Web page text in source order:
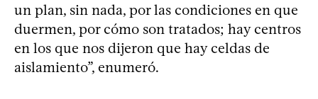
un plan, sin nada, por las condiciones en que
duermen, por cómo son tratados; hay centros
en los que nos dijeron que hay celdas de
aislamiento”, enumeró.